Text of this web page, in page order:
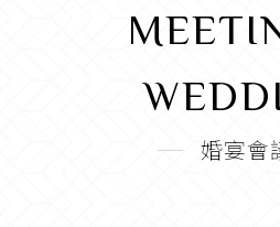
婚宴會